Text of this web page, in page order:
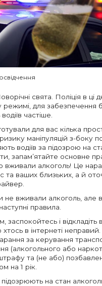
свята. Поліція в ці
для забезпечення
частіше.
для вас кілька
маніпуляцій з-боку
водіїв за підозрою на
запам’ятайте основне
вживали алкоголь! Це
та ваших близьких, а й
не вживали алкоголь, але
правила.
заспокойтесь і відкладіть
хтось в інтернеті
за керування
(алкогольного або
та (не або)
на 1 рік.
на стан